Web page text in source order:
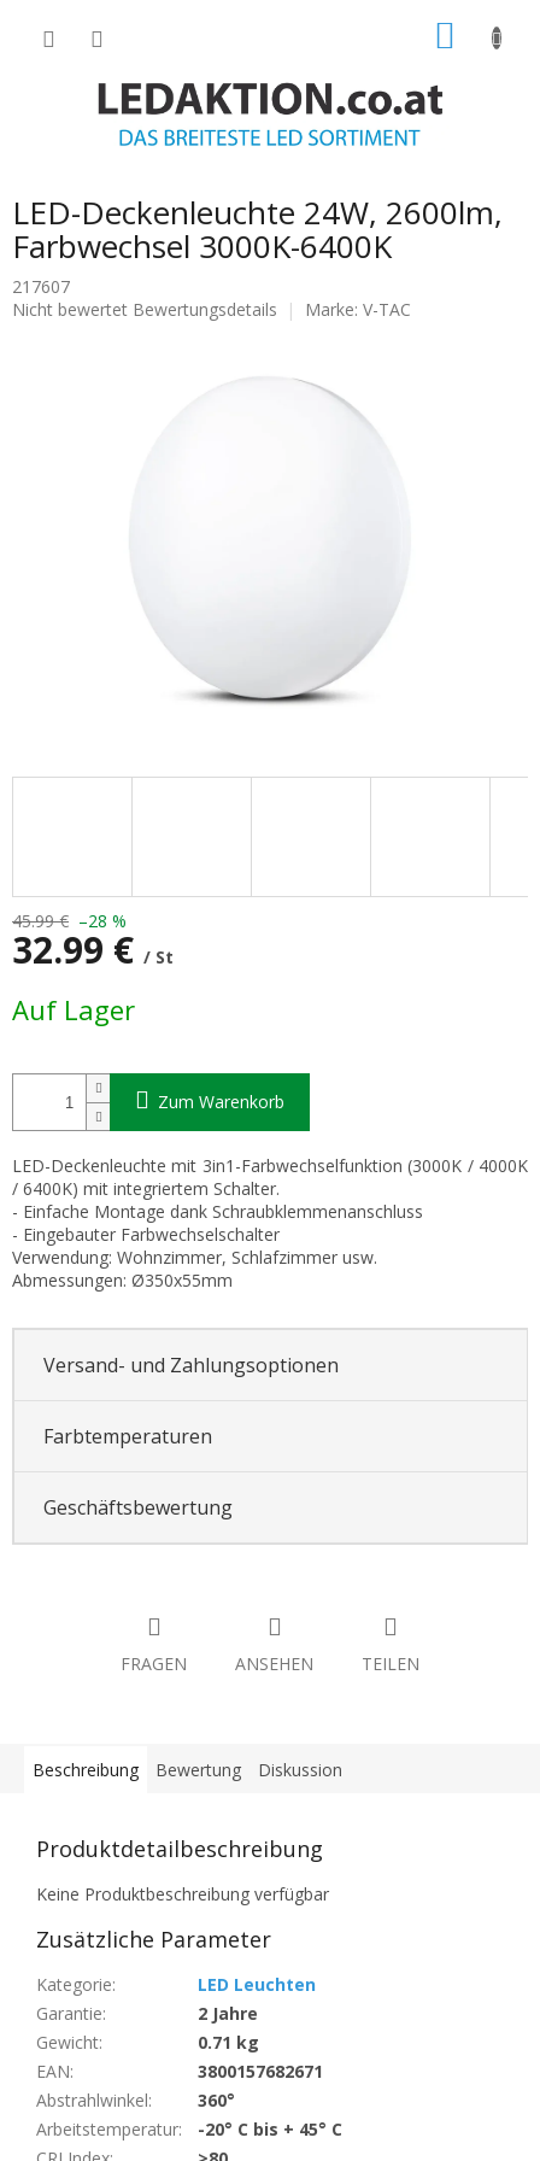
LED-Deckenleuchte 24W, 2600lm,
Farbwechsel 3000K-6400K
217607
Die
Nicht bewertet Bewertungsdetails Marke: V-TAC
45.99 € –28 %
32.99 € / St
Auf Lager
Zum Warenkorb
LED-Deckenleuchte mit 3in1-Farbwechselfunktion (3000K / 4000K
/ 6400K) mit integriertem Schalter.
- Einfache Montage dank Schraubklemmenanschluss
- Eingebauter Farbwechselschalter
Verwendung: Wohnzimmer, Schlafzimmer usw.
Abmessungen: Ø350x55mm
Versand- und Zahlungsoptionen
Farbtemperaturen
Geschäftsbewertung
FRAGEN ANSEHEN TEILEN
Beschreibung Bewertung Diskussion
Produktdetailbeschreibung
Keine Produktbeschreibung verfügbar
Zusätzliche Parameter
Kategorie:
LED Leuchten
Garantie:
2 Jahre
Gewicht:
0.71 kg
EAN:
3800157682671
Abstrahlwinkel:
360°
Arbeitstemperatur:
-20° C bis + 45° C